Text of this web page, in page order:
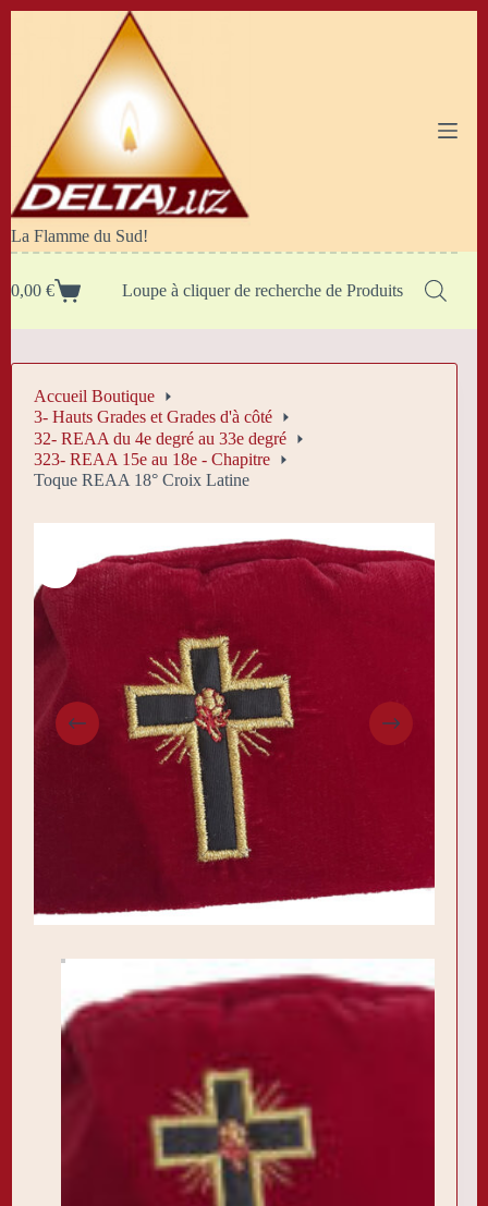
La Flamme du Sud!
Panier
0,00 € Loupe à cliquer de recherche de Produits
Accueil Boutique
3- Hauts Grades et Grades d'à côté
32- REAA du 4e degré au 33e degré
323- REAA 15e au 18e - Chapitre
Toque REAA 18° Croix Latine